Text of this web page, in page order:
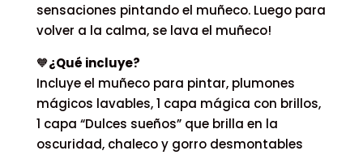
sensaciones pintando el muñeco. Luego para
volver a la calma, se lava el muñeco!
🧡¿Qué incluye?
Incluye el muñeco para pintar, plumones
mágicos lavables, 1 capa mágica con brillos,
1 capa “Dulces sueños” que brilla en la
oscuridad, chaleco y gorro desmontables